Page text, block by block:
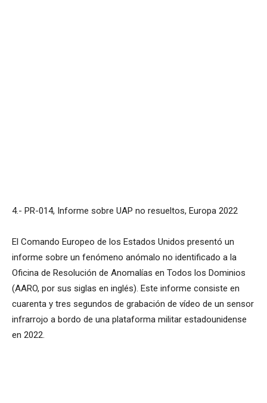
4.- PR-014, Informe sobre UAP no resueltos, Europa 2022
El Comando Europeo de los Estados Unidos presentó un
informe sobre un fenómeno anómalo no identificado a la
Oficina de Resolución de Anomalías en Todos los Dominios
(AARO, por sus siglas en inglés). Este informe consiste en
cuarenta y tres segundos de grabación de vídeo de un sensor
infrarrojo a bordo de una plataforma militar estadounidense
en 2022.